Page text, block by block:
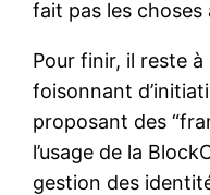
fait pas les choses
Pour finir, il reste
foisonnant
proposant des
l’usage de la
gestion des